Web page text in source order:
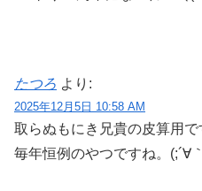
たつろ より:
2025年12月5日 10:58 AM
取らぬもにき兄貴の皮算用
毎年恒例のやつですね。(;´∀